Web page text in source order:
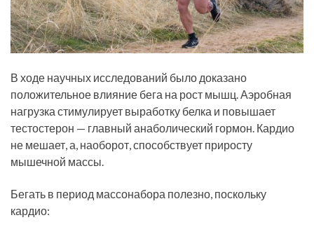
В ходе научных исследований было доказано
положительное влияние бега на рост мышц. Аэробная
нагрузка стимулирует выработку белка и повышает
тестостерон — главный анаболический гормон. Кардио
не мешает, а, наоборот, способствует приросту
мышечной массы.
Бегать в период массонабора полезно, поскольку
кардио: